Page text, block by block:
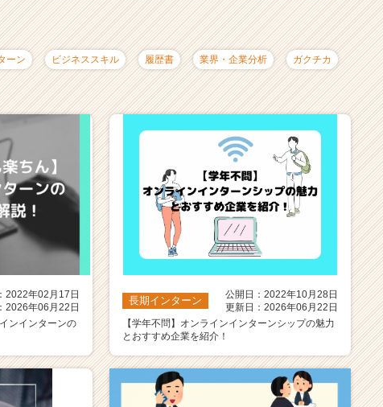
ーン ビジネススキル 履歴書 業界・企業分析 ガクチカ
2022年02月17日
2026年06月22日
ンインターンの
長期インターン
公開日：2022年10月28日
更新日：2026年06月22日
【学年不問】オンラインインターンシップの魅力
とおすすめ企業を紹介！